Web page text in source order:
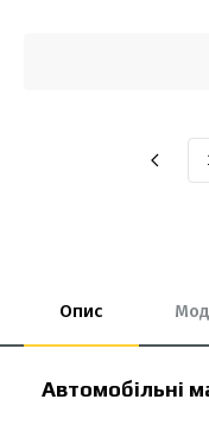
Опис
Автомобільні